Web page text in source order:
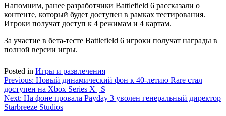
Напомним, ранее разработчики Battlefield 6 рассказали о
контенте, который будет доступен в рамках тестирования.
Игроки получат доступ к 4 режимам и 4 картам.
За участие в бета-тесте Battlefield 6 игроки получат награды в
полной версии игры.
Posted in Игры и развлечения
Навигация
по
записям
Previous: Новый динамический фон к 40-летию Rare стал
доступен на Xbox Series X | S
Next: На фоне провала Payday 3 уволен генеральный директор
Starbreeze Studios